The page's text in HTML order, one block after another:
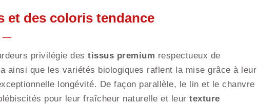
et des coloris tendance
privilégie des tissus premium respectueux de
ainsi que les variétés biologiques raflent la mise grâce à leur
longévité. De façon parallèle, le lin et le chanvre
pour leur fraîcheur naturelle et leur texture